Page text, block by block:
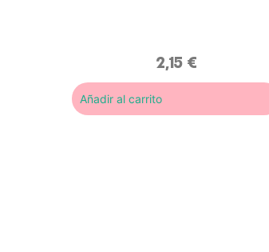
2,15 €
Añadir al carrito